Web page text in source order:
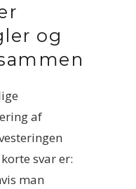
og
af
svar er:
man